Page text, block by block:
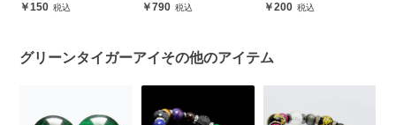
150 790 200
グリーンタイガーアイその他のアイテム